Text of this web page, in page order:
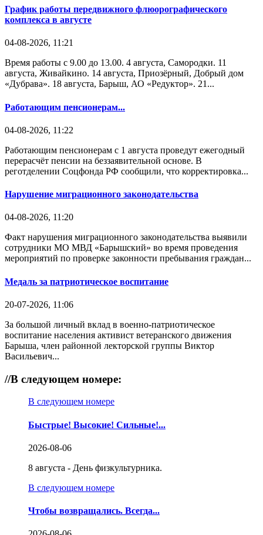
График работы передвижного флюорографического
комплекса в августе
04-08-2026, 11:21
Время работы с 9.00 до 13.00. 4 августа, Самородки. 11
августа, Живайкино. 14 августа, Приозёрный, Добрый дом
«Дубрава». 18 августа, Барыш, АО «Редуктор». 21...
Работающим пенсионерам...
04-08-2026, 11:22
Работающим пенсионерам с 1 августа проведут ежегодный
перерасчёт пенсии на беззаявительной основе. В
реготделении Соцфонда РФ сообщили, что корректировка...
Нарушение миграционного законодательства
04-08-2026, 11:20
Факт нарушения миграционного законодательства выявили
сотрудники МО МВД «Барышский» во время проведения
мероприятий по проверке законности пребывания граждан...
Медаль за патриотическое воспитание
20-07-2026, 11:06
За большой личный вклад в военно-патриотическое
воспитание населения активист ветеранского движения
Барыша, член районной лекторской группы Виктор
Васильевич...
//В следующем номере:
В следующем номере
Быстрые! Высокие! Сильные!...
2026-08-06
8 августа - День физкультурника.
В следующем номере
Чтобы возвращались. Всегда...